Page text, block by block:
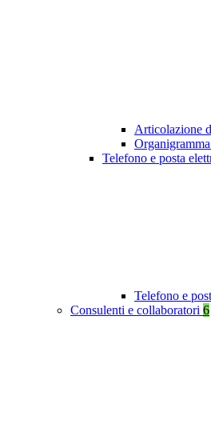
Articolazione
Organigramma
Telefono e posta
Telefono e
Consulenti e collaboratori 6